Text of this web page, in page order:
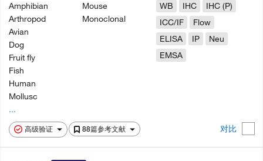
高级验证 88篇参考文献 对比
Amphibian
Arthropod
Avian
Dog
Fruit fly
Fish
Human
Mollusc
...
Mouse
Monoclonal
WB
IHC
IHC (P)
ICC/IF
Flow
ELISA
IP
Neu
EMSA